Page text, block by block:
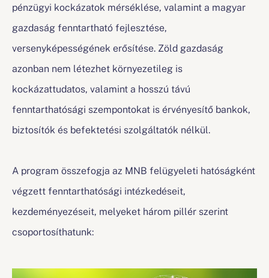
pénzügyi kockázatok mérséklése, valamint a magyar
gazdaság fenntartható fejlesztése,
versenyképességének erősítése. Zöld gazdaság
azonban nem létezhet környezetileg is
kockázattudatos, valamint a hosszú távú
fenntarthatósági szempontokat is érvényesítő bankok,
biztosítók és befektetési szolgáltatók nélkül.
A program összefogja az MNB felügyeleti hatóságként
végzett fenntarthatósági intézkedéseit,
kezdeményezéseit, melyeket három pillér szerint
csoportosíthatunk: